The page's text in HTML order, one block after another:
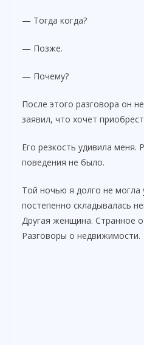
— Тогда когда?
— Позже.
— Почему?
После этого разговора он
заявил, что хочет
Его резкость удивила меня.
поведения не было.
Той ночью я долго не могла
постепенно складывалась
Другая женщина. Странное
Разговоры о недвижимости.